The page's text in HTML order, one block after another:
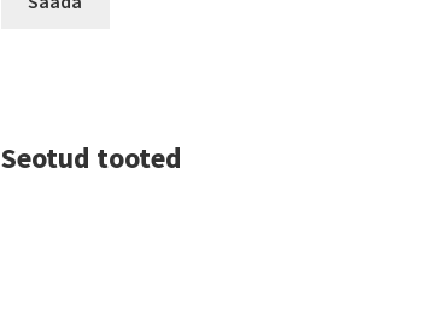
Seotud tooted